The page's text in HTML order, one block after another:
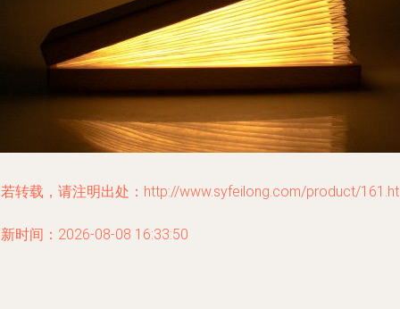
转载，请注明出处：http://www.syfeilong.com/product/
时间：2026-08-08 16:33:50